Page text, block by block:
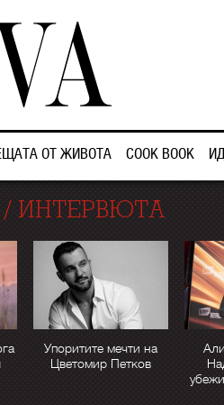
ОТ ЖИВОТА COOK BOOK
ИНТЕРВЮТА
Упоритите мечти на
Цветомир Петков